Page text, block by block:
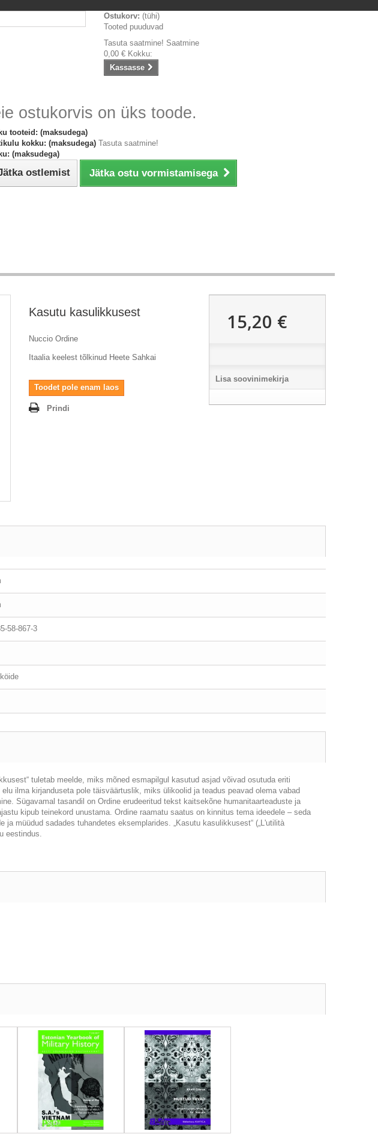
Ostukorv: (tühi)
Tooted puuduvad
Tasuta saatmine! Saatmine
0,00 € Kokku:
Kassasse
ostukorvis on üks toode.
tooteid: (maksudega)
kokku: (maksudega) Tasuta saatmine!
(maksudega)
ostlemist Jätka ostu vormistamisega
Kasutu kasulikkusest
Nuccio Ordine
Itaalia keelest tõlkinud Heete Sahkai
Toodet pole enam laos
Prindi
15,20 €
Lisa soovinimekirja
58-867-3
tuletab meelde, miks mõned esmapilgul kasutud asjad võivad osutuda eriti
ilma kirjanduseta pole täisväärtuslik, miks ülikoolid ja teadus peavad olema vabad
Sügavamal tasandil on Ordine erudeeritud tekst kaitsekõne humanitaarteaduste ja
kipub teinekord unustama. Ordine raamatu saatus on kinnitus tema ideedele – seda
müüdud sadades tuhandetes eksemplarides. „Kasutu kasulikkusest“ („L'utilità
eestindus.